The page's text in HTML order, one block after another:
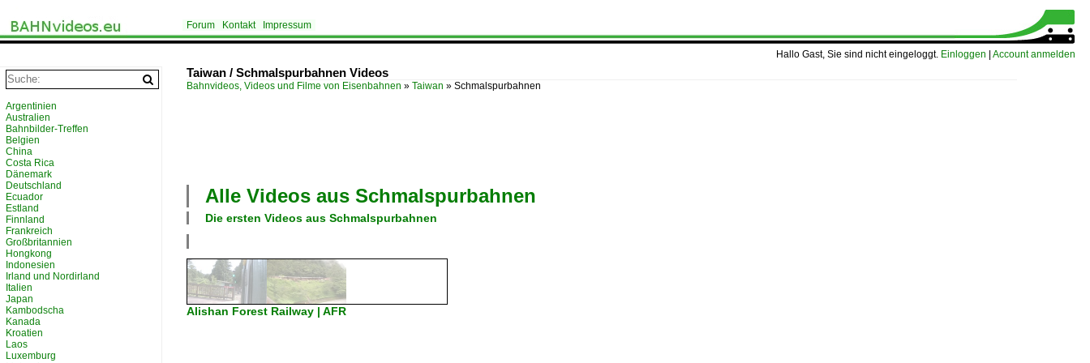
Hallo Gast, Sie sind nicht eingeloggt. Einloggen Account anmelden
Forum Kontakt Impressum
Taiwan / Schmalspurbahnen Videos
Bahnvideos, Videos und Filme von Eisenbahnen » Taiwan » Schmalspurbahnen
Alle Videos aus Schmalspurbahnen
Die ersten Videos aus Schmalspurbahnen
Alishan Forest Railway | AFR
Argentinien
Australien
Bahnbilder-Treffen
Belgien
China
Costa Rica
Dänemark
Deutschland
Ecuador
Estland
Finnland
Frankreich
Großbritannien
Hongkong
Indonesien
Irland und Nordirland
Italien
Japan
Kambodscha
Kanada
Kroatien
Laos
Luxemburg